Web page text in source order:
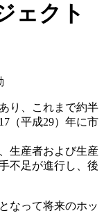
ェクト
り、これまで約半
（平成29）年に市
生産者および生産
不足が進行し、後
なって将来のホッ